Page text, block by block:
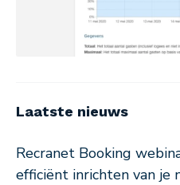
Laatste nieuws
Recranet Booking
efficiënt inrichten van je